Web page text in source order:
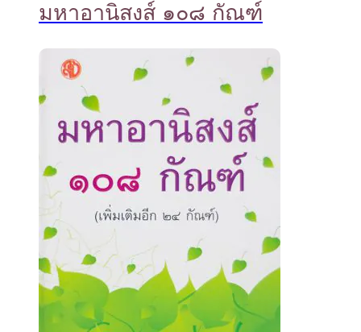
มหาอานิสงส์ ๑๐๘ กัณฑ์